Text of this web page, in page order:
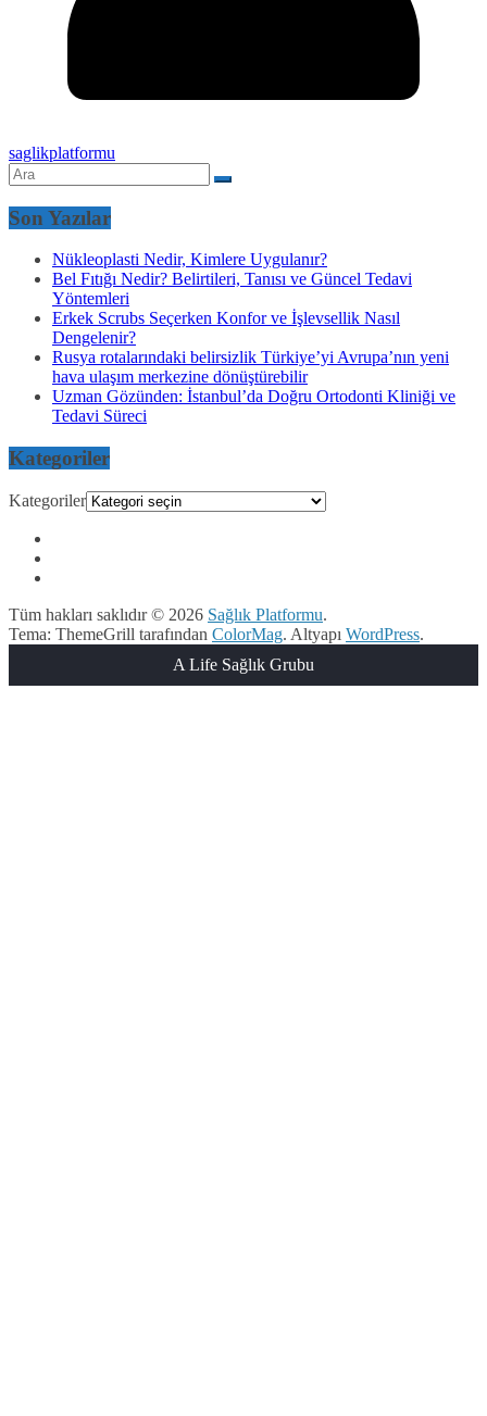
saglikplatformu
Son Yazılar
Nükleoplasti Nedir, Kimlere Uygulanır?
Bel Fıtığı Nedir? Belirtileri, Tanısı ve Güncel Tedavi
Yöntemleri
Erkek Scrubs Seçerken Konfor ve İşlevsellik Nasıl
Dengelenir?
Rusya rotalarındaki belirsizlik Türkiye’yi Avrupa’nın yeni
hava ulaşım merkezine dönüştürebilir
Uzman Gözünden: İstanbul’da Doğru Ortodonti Kliniği ve
Tedavi Süreci
Kategoriler
Kategoriler
Tüm hakları saklıdır © 2026 Sağlık Platformu.
Tema: ThemeGrill tarafından ColorMag. Altyapı WordPress.
A Life Sağlık Grubu